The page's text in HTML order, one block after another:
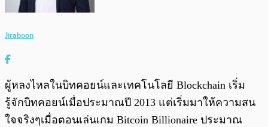
Jiraboon
ผู้หลงไหลในบิทคอยน์และเทคโนโลยี Blockchain เริ่ม
รู้จักบิทคอยน์เมื่อประมาณปี 2013 แต่เริ่มมาให้ความสน
ใจจริงๆเมื่อตอนเล่นเกม Bitcoin Billionaire ประมาณ